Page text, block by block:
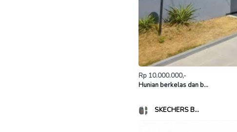
Rp 10.000.000,-
Hunian berkelas dan b...
SKECHERS B...